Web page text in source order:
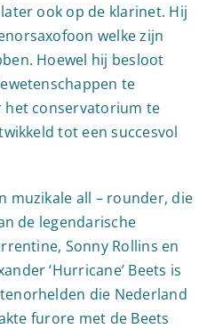
ook op de klarinet. Hij
welke zijn
Hoewel hij besloot
te
conservatorium te
tot een succesvol
muzikale all – rounder, die
de legendarische
Sonny Rollins en
‘Hurricane’ Beets is
die Nederland
furore met de Beets